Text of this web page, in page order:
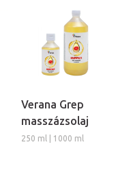
Verana Grep
masszázsolaj
250 ml | 1000 ml